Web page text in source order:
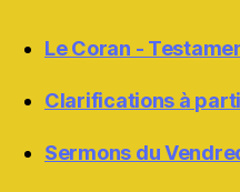
Le Coran -
Clarifications à
Sermons du